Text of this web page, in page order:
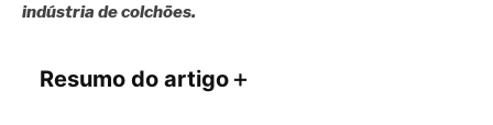
indústria de colchões.
Resumo do artigo＋